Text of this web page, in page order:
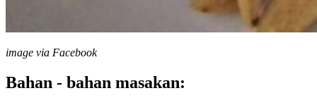
image via Facebook
Bahan - bahan masakan: